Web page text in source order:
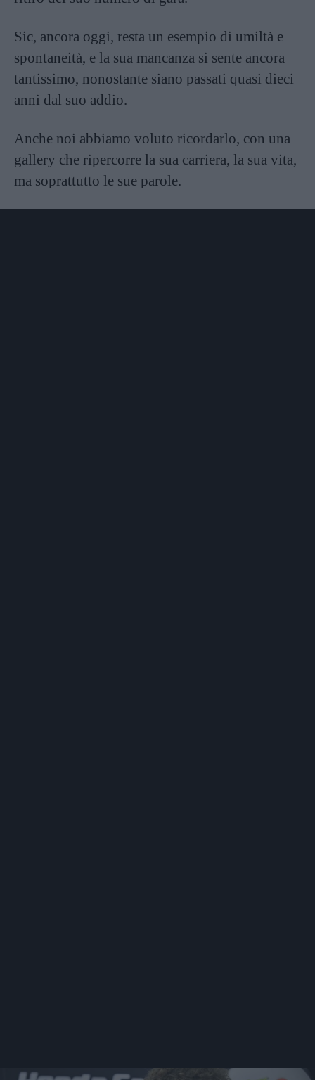
Sic, ancora oggi, resta un esempio di umiltà e
spontaneità, e la sua mancanza si sente ancora
tantissimo, nonostante siano passati quasi dieci
anni dal suo addio.
Anche noi abbiamo voluto ricordarlo, con una
gallery che ripercorre la sua carriera, la sua vita,
ma soprattutto le sue parole.